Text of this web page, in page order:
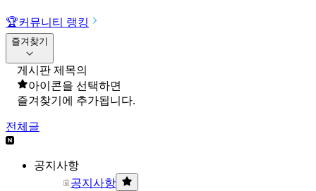
🏆커뮤니티 랭킹
즐겨찾기
게시판 제목의
아이콘을 선택하면
즐겨찾기에 추가됩니다.
전체글
공지사항
공지사항